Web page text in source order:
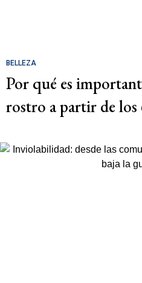
BELLEZA
Por qué es
rostro a partir de los